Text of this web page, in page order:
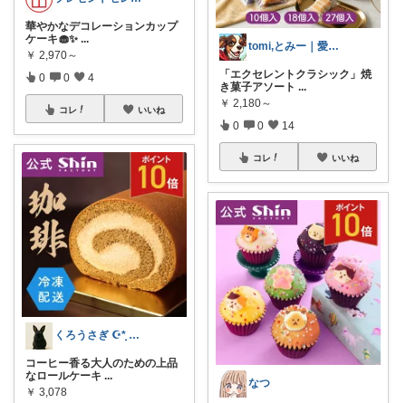
華やかなデコレーションカップ
ケーキ🧁✨ ...
￥ 2,970～
0 0 4
コレ いいね
くろうさぎ ☪*̣̩ 経由購入感謝💐
コーヒー香る大人のための上品
なロールケーキ ...
￥ 3,078
tomi,とみー｜愛犬家🐾
「エクセレントクラシック」焼
き菓子アソート ...
￥ 2,180～
0 0 14
コレ いいね
なつ